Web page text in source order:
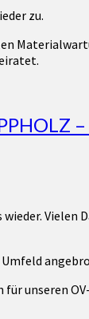
zu.
Vielen
OV-